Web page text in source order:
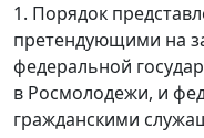
1. Порядок
претендующими на
федеральной
в Росмолодежи, и
гражданскими